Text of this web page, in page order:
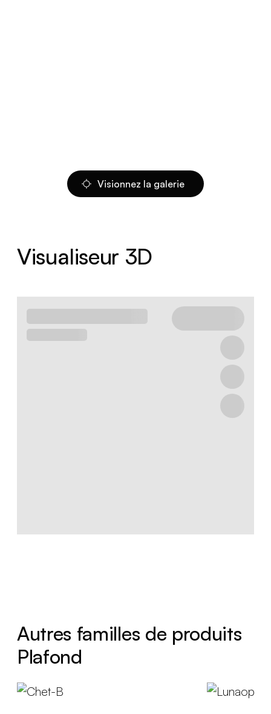
Visionnez la galerie
Visualiseur 3D
Autres familles de produits
Plafond